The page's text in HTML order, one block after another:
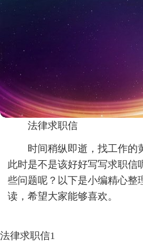
法律求职信
时间稍纵即逝，找工作的
此时是不是该好好写写求职信
些问题呢？以下是小编精心整
读，希望大家能够喜欢。
法律求职信1